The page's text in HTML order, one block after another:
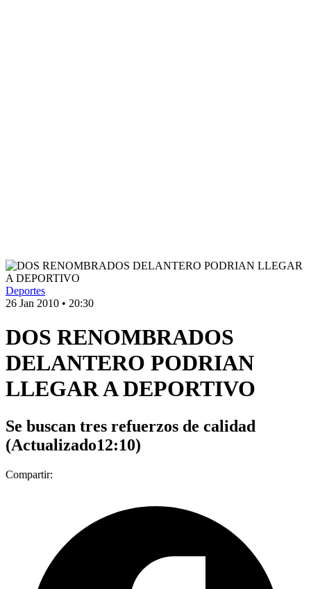
Deportes
26 Jan 2010 • 20:30
DOS RENOMBRADOS
DELANTERO PODRIAN
LLEGAR A DEPORTIVO
Se buscan tres refuerzos de calidad
(Actualizado12:10)
Compartir: